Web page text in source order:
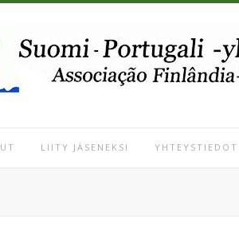
LIITY JÄSENEKSI YHTEYSTIEDOT